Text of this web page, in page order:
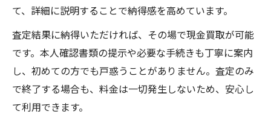
て、詳細に説明することで納得感を高めています。
査定結果に納得いただければ、その場で現金買取が可能
です。本人確認書類の提示や必要な手続きも丁寧に案内
し、初めての方でも戸惑うことがありません。査定のみ
で終了する場合も、料金は一切発生しないため、安心し
て利用できます。